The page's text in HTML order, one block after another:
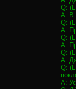
Q:
A: В
Q:
A:
Q:
A:
Q:
A:
Q:
A: